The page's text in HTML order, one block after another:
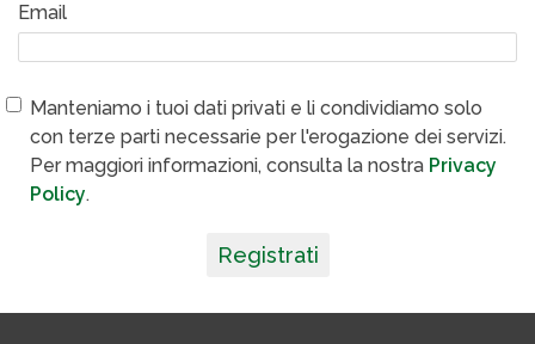
Email
Manteniamo i tuoi dati privati e li condividiamo solo
con terze parti necessarie per l'erogazione dei servizi.
Per maggiori informazioni, consulta la nostra Privacy
Policy.
Registrati